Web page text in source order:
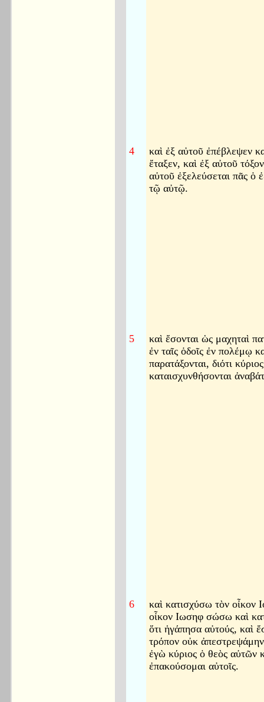
4
καὶ ἐξ αὐτοῦ ἐπέβλεψεν
ἔταξεν, καὶ ἐξ αὐτοῦ
αὐτοῦ ἐξελεύσεται πᾶς ὁ
τῷ αὐτῷ.
5
καὶ ἔσονται ὡς μαχηταὶ
ἐν ταῖς ὁδοῖς ἐν πολέμῳ
παρατάξονται, διότι
καταισχυνθήσονται
6
καὶ κατισχύσω τὸν οἶκον
οἶκον Ιωσηφ σώσω καὶ
ὅτι ἠγάπησα αὐτούς, καὶ
τρόπον οὐκ ἀπεστρεψάμην
ἐγὼ κύριος ὁ θεὸς αὐτῶν
ἐπακούσομαι αὐτοῖς.